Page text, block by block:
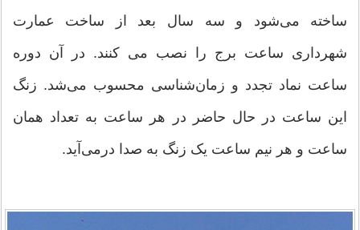
ساخته می‌شود و سه سال بعد از ساخت عمارت
شهرداری ساعت برج را نصب می کنند. در آن دوره
ساعت نماد تجدد و زمان‌شناسی محسوب می‌شد. زنگ
این ساعت در حال حاضر در هر ساعت به تعداد همان
ساعت و هر نیم ساعت یک زنگ به صدا درمی‌آید.